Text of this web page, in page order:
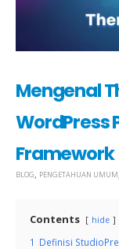
Mengenal
WordPress
Framework
BLOG PENGETAHUAN UMUM
Contents hide
1 Definisi